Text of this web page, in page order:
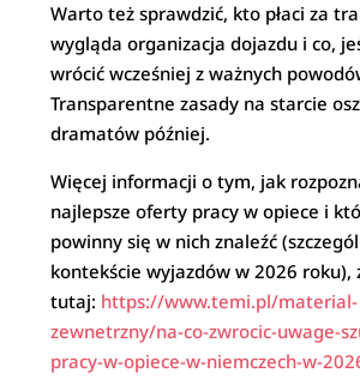
Warto też sprawdzić, kto płaci za
wygląda organizacja dojazdu i co,
wrócić wcześniej z ważnych
Transparentne zasady na starcie
dramatów później.
Więcej informacji o tym, jak
najlepsze oferty pracy w opiece i
powinny się w nich znaleźć
kontekście wyjazdów w 2026 roku),
tutaj: https://www.temi.pl/material-
zewnetrzny/na-co-zwrocic-uwage-
pracy-w-opiece-w-niemczech-w-